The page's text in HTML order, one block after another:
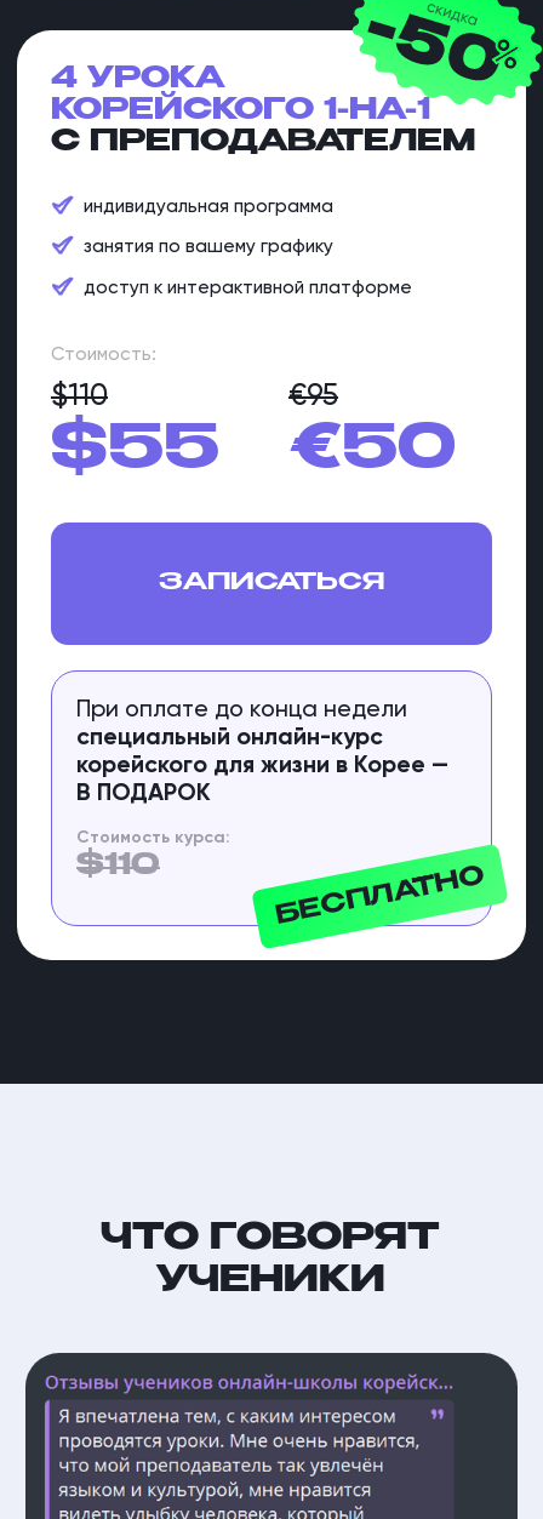
И ТОЧНО ЗНАЕМ, КАК
ВЫУЧИТЬ КОРЕЙСКИЙ
ПРОЩЕ, БЫСТРЕЕ
И ИНТЕРЕСНЕЕ ВСЕГО.
НЕНУЖНОЙ ЛЕКСИКИ
И БАРЬЕРОВ
ЛИЦЕНЗИЯ
Работаем по официальной
образовательной лицензии